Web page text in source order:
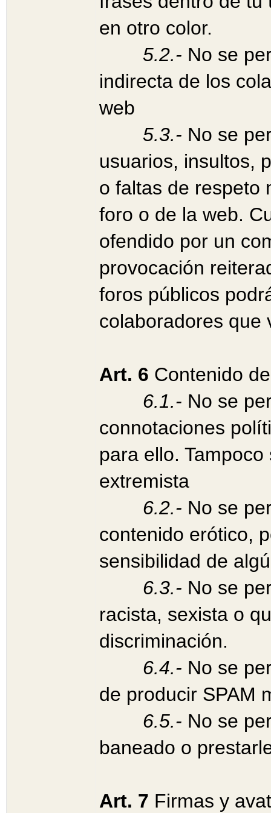
en otro color.
5.2.- No se
indirecta de los
web
5.3.- No se
usuarios, insultos,
o faltas de respeto
foro o de la web.
ofendido por un
provocación
foros públicos
colaboradores que
Art. 6 Contenido
6.1.- No se
connotaciones
para ello.
extremista
6.2.- No se
contenido erótico,
sensibilidad de
6.3.- No se
racista, sexista o
discriminación.
6.4.- No se
de producir SPAM
6.5.- No se
baneado o
Art. 7 Firmas y